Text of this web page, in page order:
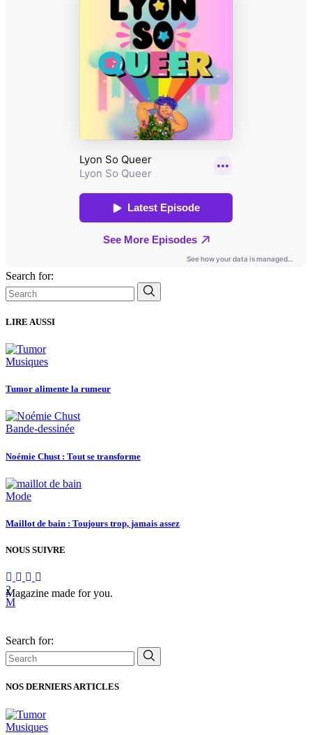
Search for:
LIRE AUSSI
Musiques
Tumor alimente la rumeur
Bande-dessinée
Noémie Chust : Tout se transforme
Mode
Maillot de bain : Toujours trop, jamais assez
NOUS SUIVRE
Magazine made for you.
Search for:
NOS DERNIERS ARTICLES
Musiques